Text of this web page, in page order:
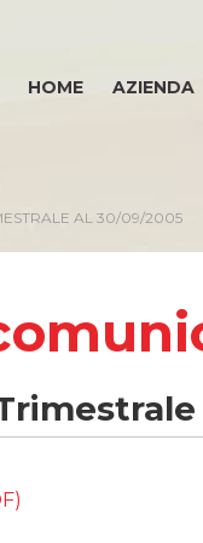
HOME AZIENDA
disponibile
AL 30/09/2005